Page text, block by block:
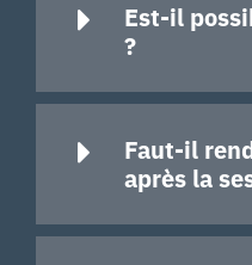
Est-il
?
Faut-il
après la